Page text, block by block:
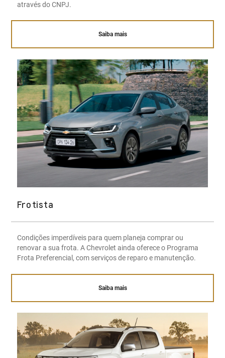
através do CNPJ.
Saiba mais
Frotista
Condições imperdíveis para quem planeja comprar ou
renovar a sua frota. A Chevrolet ainda oferece o Programa
Frota Preferencial, com serviços de reparo e manutenção.
Saiba mais